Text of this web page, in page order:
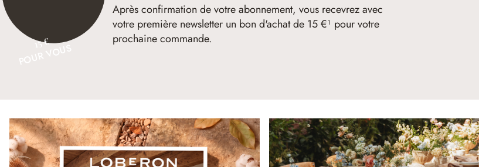
15 €
Après confirmation de votre abonnement, vous recevrez avec
votre première newsletter un bon d'achat de 15 €¹ pour votre
prochaine commande.